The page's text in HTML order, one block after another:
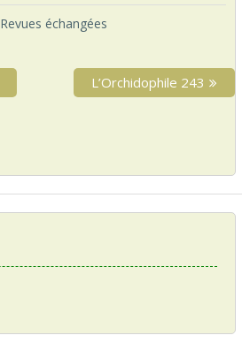
Revues échangées
N
e
o
s
t
L’Orchidophile 243